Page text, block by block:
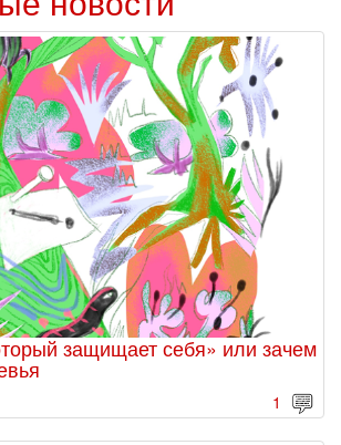
защищает себя» или зачем
1